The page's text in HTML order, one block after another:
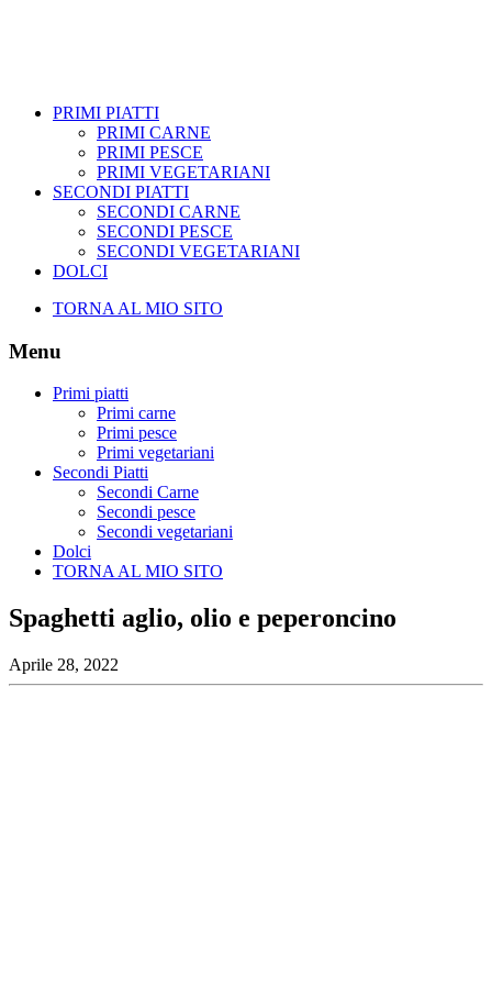
PRIMI PIATTI
PRIMI CARNE
PRIMI PESCE
PRIMI VEGETARIANI
SECONDI PIATTI
SECONDI CARNE
SECONDI PESCE
SECONDI VEGETARIANI
DOLCI
TORNA AL MIO SITO
Menu
Primi piatti
Primi carne
Primi pesce
Primi vegetariani
Secondi Piatti
Secondi Carne
Secondi pesce
Secondi vegetariani
Dolci
TORNA AL MIO SITO
Spaghetti aglio, olio e peperoncino
Aprile 28, 2022